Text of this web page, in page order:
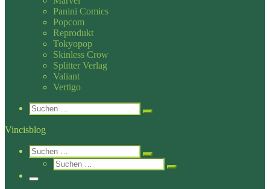
Panini Comics
Popcom
Reprodukt
Tokyopop
Skinless Crow
Splitter Verlag
Valiant
Vertigo
Search
Suche
Suchen …
Vincisblog
Search
Suche
Suchen …
Suche
Suchen …
Menü